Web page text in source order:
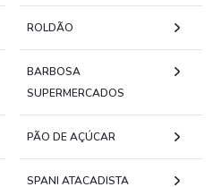
ROLDÃO
BARBOSA
SUPERMERCADOS
PÃO DE AÇÚCAR
SPANI ATACADISTA